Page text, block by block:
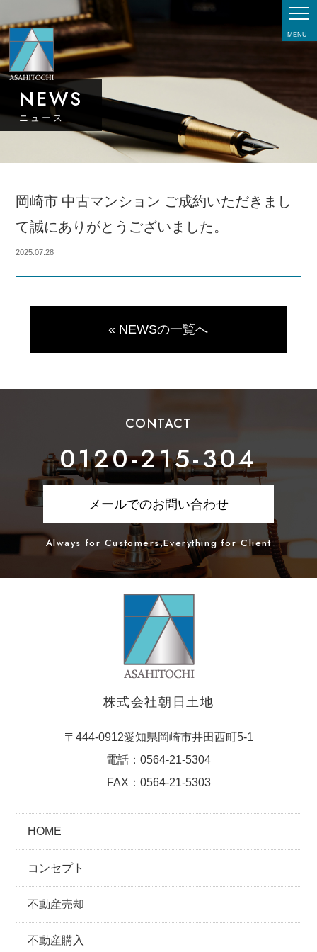
MENU
NEWS
ニュース
岡崎市 中古マンション ご成約いただきまし
て誠にありがとうございました。
2025.07.28
« NEWSの一覧へ
CONTACT
0120-215-304
メールでのお問い合わせ
Always for Customers,Everything for Client
株式会社朝日土地
〒444-0912愛知県岡崎市井田西町5-1
電話：0564-21-5304
FAX：0564-21-5303
HOME
コンセプト
不動産売却
不動産購入